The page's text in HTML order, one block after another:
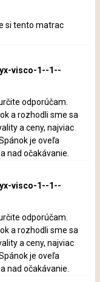
si tento matrac
visco-1--1--
odporúčam.
a rozhodli sme sa
a ceny, najviac
je oveľa
nad očakávanie.
visco-1--1--
odporúčam.
a rozhodli sme sa
a ceny, najviac
je oveľa
nad očakávanie.